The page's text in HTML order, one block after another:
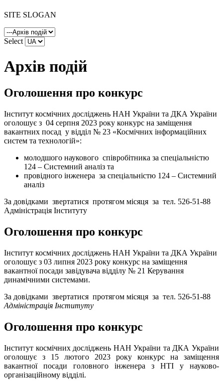
SITE SLOGAN
Select
Архів подій
Оголошення про конкурс
Інститут космічних досліджень НАН України та ДКА України
оголошує з 04 серпня 2023 року конкурс на заміщення
вакантних посад у відділ № 23 «Космічних інформаційних
систем та технологій»:
молодшого наукового співробітника за спеціальністю
124 – Системний аналіз та
провідного інженера за спеціальністю 124 – Системний
аналіз
За довідками звертатися протягом місяця за тел. 526-51-88
Адміністрація Інституту
Оголошення про конкурс
Інститут космічних досліджень НАН України та ДКА України
оголошує з 03 липня 2023 року конкурс на заміщення
вакантної посади завідувача відділу № 21 Керування
динамічними системами.
За довідками звертатися протягом місяця за тел. 526-51-88
Адміністрація Інституту
Оголошення про конкурс
Інститут космічних досліджень НАН України та ДКА України
оголошує з 15 лютого 2023 року конкурс на заміщення
вакантної посади головного інженера з НТІ у науково-
організаційному відділі.